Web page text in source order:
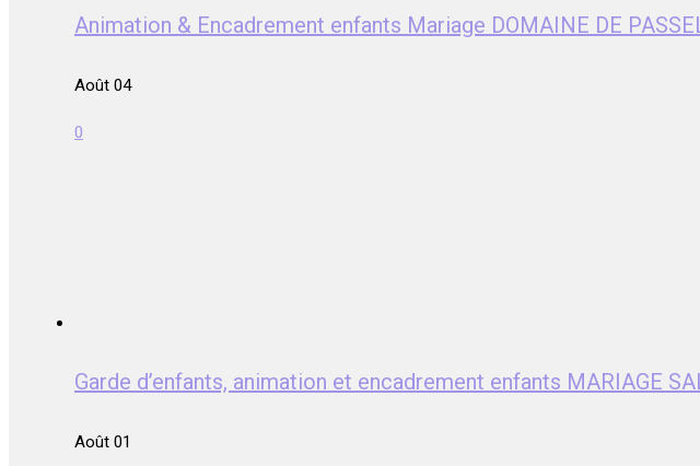
Animation & Encadrement enfants Mariage DOMAINE DE
Août 04
0
Garde d’enfants, animation et encadrement enfants MARIAGE
Août 01